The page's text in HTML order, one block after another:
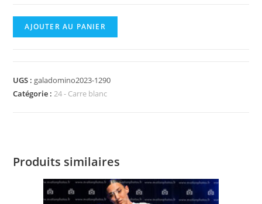
quantité
de
AJOUTER AU PANIER
UGS : galadomino2023-1290
Catégorie :24 - Carre blanc
Produits similaires